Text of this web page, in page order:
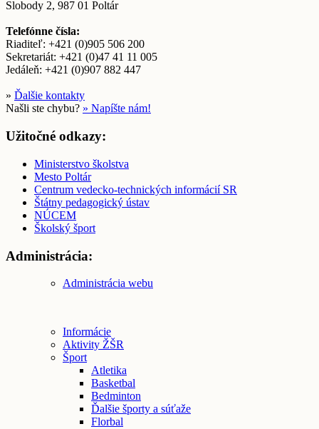
Slobody 2, 987 01 Poltár
Telefónne čísla:
Riaditeľ: +421 (0)905 506 200
Sekretariát: +421 (0)47 41 11 005
Jedáleň: +421 (0)907 882 447
» Ďalšie kontakty
Našli ste chybu? » Napíšte nám!
Užitočné odkazy:
Ministerstvo školstva
Mesto Poltár
Centrum vedecko-technických informácií SR
Štátny pedagogický ústav
NÚCEM
Školský šport
Administrácia:
Administrácia webu
Informácie
Aktivity ŽŠR
Šport
Atletika
Basketbal
Bedminton
Ďalšie športy a súťaže
Florbal